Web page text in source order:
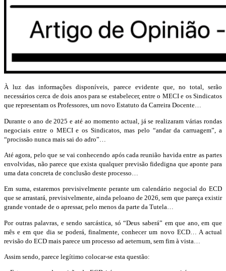
À luz das informações disponíveis, parece evidenteque, no total,serão
necessários cerca dedois anos para se estabelecer, entre o MECI e os Sindicatos
que representam os Professores, um novo Estatuto da Carreira Docente…
Durante o ano de2025 e até ao momento actual já se realizaram várias rondas
negociais entre o MECI e os Sindicatos, mas pelo “andar da carruagem” , a
“procissão nunca mais sai do adro”…
Até agora, pelo que se vai conhecendo após cada reunião havida entre as partes
envolvidas, não parece que exista qualquer previsão fidedigna que aponte para
uma data concreta de conclusão deste processo…
Em suma, estaremos previsivelmente perante um calendário negocial do ECD
que se arrastará, previsivelmente,aindapeloano de 2026,sem que pareça existir
grande vontade de o apressar, pelo menos da parte da Tutela…
Por outras palavras, e sendo sarcástica, só “Deus saberá” em que ano, em que
mês e em que dia se poderá, finalmente, conhecer um novo ECD…
Aactual
revisão do ECD mais parece um processo ad aeternum , sem fim à vista…
Assim sendo, parece legítimo colocar-se esta questão: